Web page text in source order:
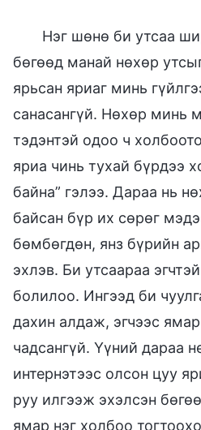
Нэг шөнө би утсаа
бөгөөд манай нөхөр
ярьсан яриаг минь
санасангүй. Нөхөр минь
тэдэнтэй одоо ч
яриа чинь тухай бүрдээ
байна” гэлээ. Дараа нь
байсан бүр их сөрөг
бөмбөгдөн, янз бүрийн
эхлэв. Би утсаараа
болилоо. Ингээд би
дахин алдаж, эгчээс
чадсангүй. Үүний дараа
интернэтээс олсон цуу
руу илгээж эхэлсэн
ямар нэг холбоо